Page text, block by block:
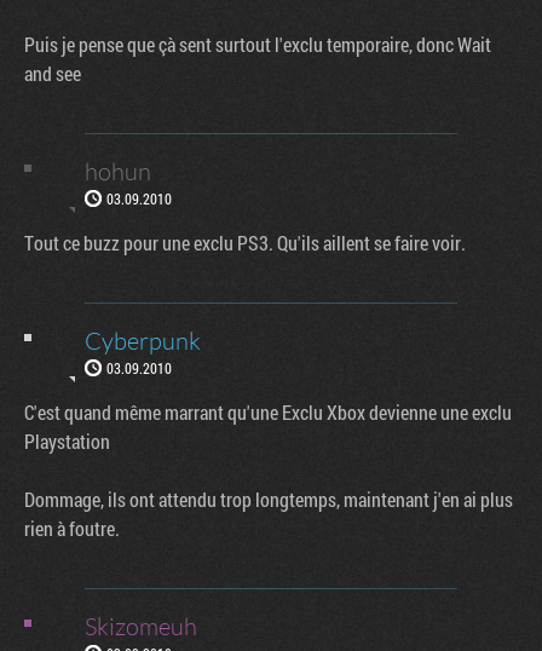
Puis je pense que çà sent surtout l'exclu temporaire, donc Wait
and see
hohun
03.09.2010
Tout ce buzz pour une exclu PS3. Qu'ils aillent se faire voir.
Cyberpunk
03.09.2010
C'est quand même marrant qu'une Exclu Xbox devienne une exclu
Playstation
Dommage, ils ont attendu trop longtemps, maintenant j'en ai plus
rien à foutre.
Skizomeuh